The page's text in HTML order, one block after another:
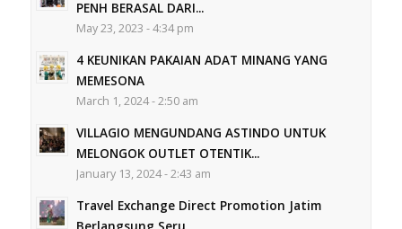
PENH BERASAL DARI...
May 23, 2023 - 4:34 pm
4 KEUNIKAN PAKAIAN ADAT MINANG YANG
MEMESONA
March 1, 2024 - 2:50 am
VILLAGIO MENGUNDANG ASTINDO UNTUK
MELONGOK OUTLET OTENTIK...
January 13, 2024 - 2:43 am
Travel Exchange Direct Promotion Jatim
Berlangsung Seru